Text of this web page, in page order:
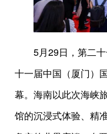
5月29日，第二
十一届中国（厦门）
幕。海南以此次海峡
馆的沉浸式体验、精